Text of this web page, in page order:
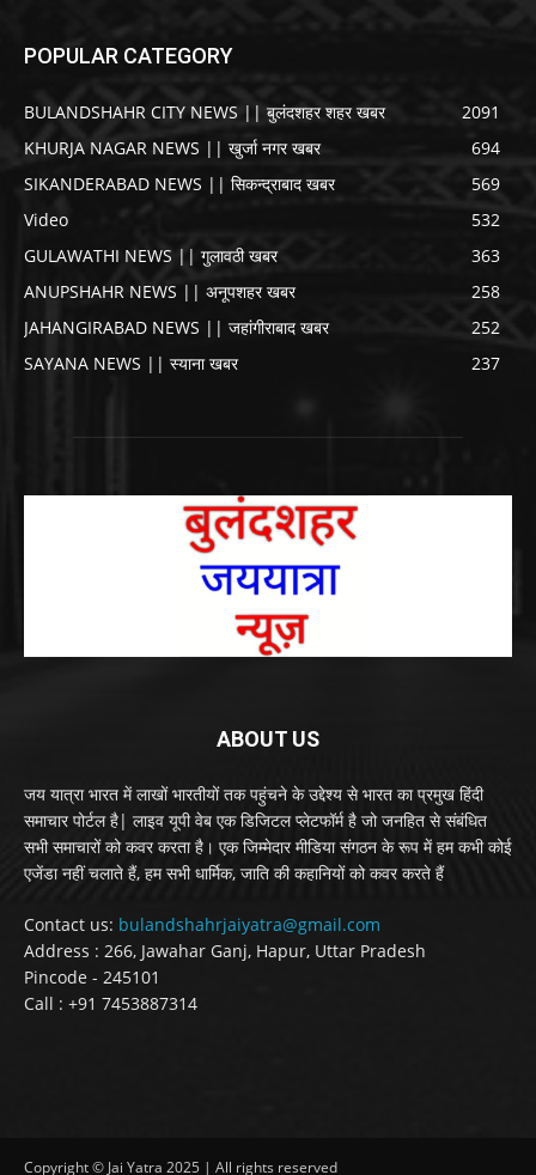
POPULAR CATEGORY
BULANDSHAHR CITY NEWS || बुलंदशहर शहर खबर
2091
KHURJA NAGAR NEWS || खुर्जा नगर खबर
694
SIKANDERABAD NEWS || सिकन्द्राबाद खबर
569
Video
532
GULAWATHI NEWS || गुलावठी खबर
363
ANUPSHAHR NEWS || अनूपशहर खबर
258
JAHANGIRABAD NEWS || जहांगीराबाद खबर
252
SAYANA NEWS || स्याना खबर
237
ABOUT US
जय यात्रा भारत में लाखों भारतीयों तक पहुंचने के उद्देश्य से भारत का प्रमुख हिंदी
समाचार पोर्टल है| लाइव यूपी वेब एक डिजिटल प्लेटफॉर्म है जो जनहित से संबंधित
सभी समाचारों को कवर करता है। एक जिम्मेदार मीडिया संगठन के रूप में हम कभी कोई
एजेंडा नहीं चलाते हैं, हम सभी धार्मिक, जाति की कहानियों को कवर करते हैं
Contact us: bulandshahrjaiyatra@gmail.com
Address : 266, Jawahar Ganj, Hapur, Uttar Pradesh
Pincode - 245101
Call : +91 7453887314
Copyright © Jai Yatra 2025 | All rights reserved